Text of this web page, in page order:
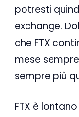
potresti
exchange.
che FTX
mese
sempre più
FTX è